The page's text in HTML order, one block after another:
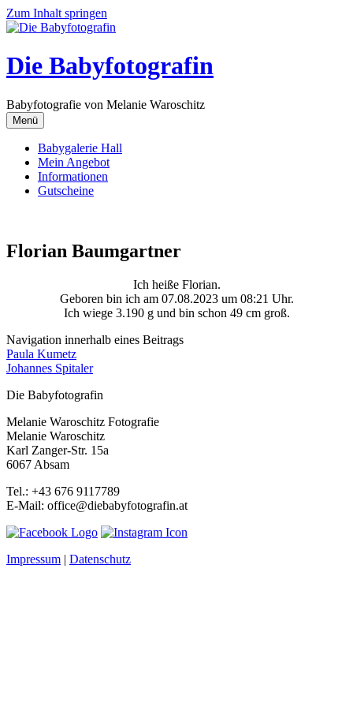
Zum Inhalt springen
Die Babyfotografin
Babyfotografie von Melanie Waroschitz
Menü
Babygalerie Hall
Mein Angebot
Informationen
Gutscheine
Florian Baumgartner
Ich heiße Florian.
Geboren bin ich am 07.08.2023 um 08:21 Uhr.
Ich wiege 3.190 g und bin schon 49 cm groß.
Navigation innerhalb eines Beitrags
Paula Kumetz
Johannes Spitaler
Die Babyfotografin
Melanie Waroschitz Fotografie
Melanie Waroschitz
Karl Zanger-Str. 15a
6067 Absam
Tel.: +43 676 9117789
E-Mail: office@diebabyfotografin.at
Impressum | Datenschutz